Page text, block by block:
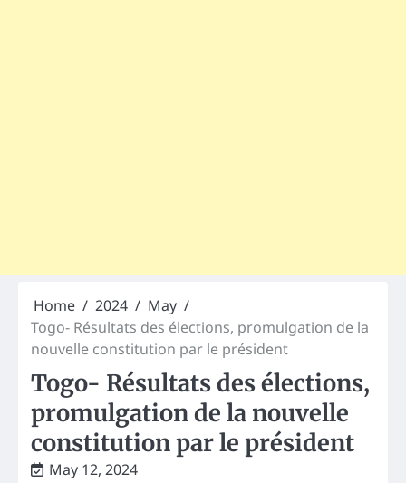
Home 2024
May
Togo- Résultats des élections, promulgation de la
nouvelle constitution par le président
Togo- Résultats des élections,
promulgation de la nouvelle
constitution par le président
May 12, 2024